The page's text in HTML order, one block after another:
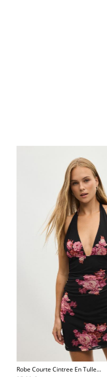
Robe Courte Cintree En Tulle